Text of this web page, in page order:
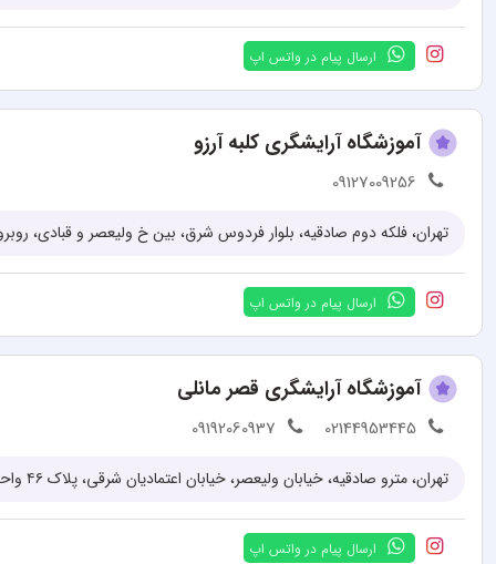
ارسال پیام در واتس اپ
آموزشگاه آرایشگری کلبه آرزو
09127009256
ارسال پیام در واتس اپ
آموزشگاه آرایشگری قصر مانلی
02144953445
09192060937
تهران، مترو صادقیه، خیابان ولیعصر، خیابان اعتمادیان شرقی، پلاک ۴۶ واحد۱۴
ارسال پیام در واتس اپ